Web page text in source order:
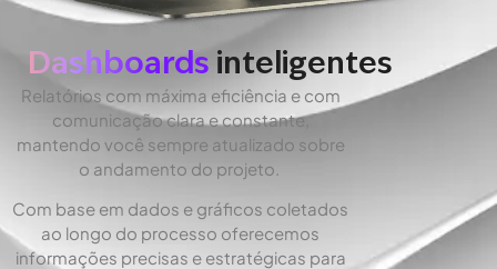
Dashboards inteligentes
Relatórios com máxima eficiência e com
comunicação clara e constante,
mantendo você sempre atualizado sobre
o andamento do projeto.
Com base em dados e gráficos coletados
ao longo do processo oferecemos
informações precisas e estratégicas para